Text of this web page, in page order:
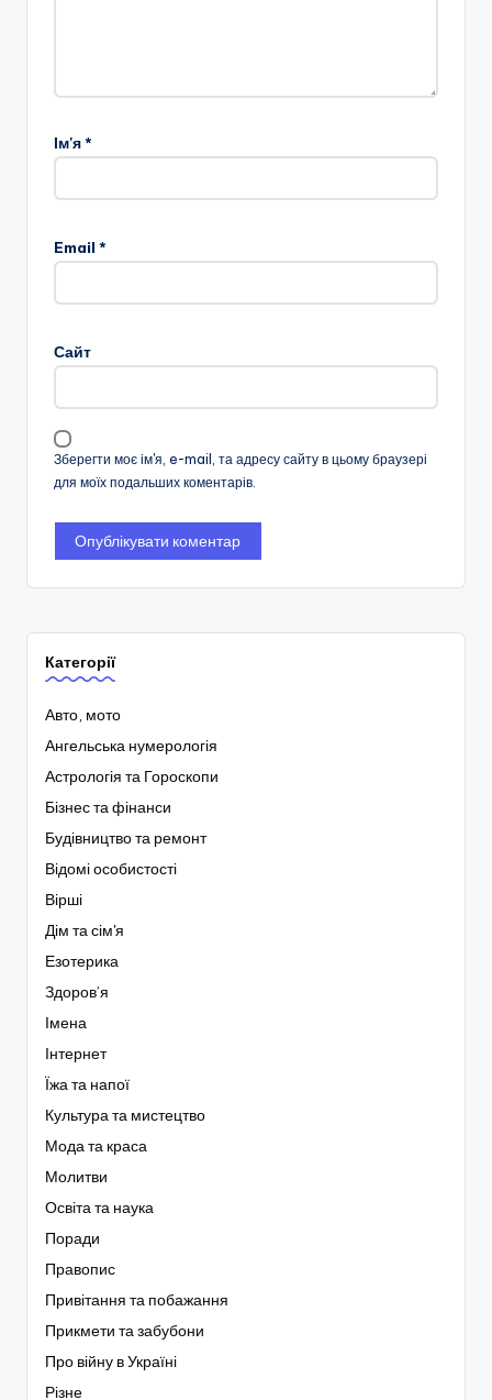
Ім'я*
Email *
Сайт
Зберегти моє ім'я, e-mail, та адресу сайту в цьому браузері
для моїх подальших коментарів.
Категорії
Авто, мото
Ангельська нумерологія
Астрологія та Гороскопи
Бізнес та фінанси
Будівництво та ремонт
Відомі особистості
Вірші
Дім та сім'я
Езотерика
Здоров’я
Імена
Інтернет
Їжа та напої
Культура та мистецтво
Мода та краса
Молитви
Освіта та наука
Поради
Правопис
Привітання та побажання
Прикмети та забубони
Про війну в Україні
Різне